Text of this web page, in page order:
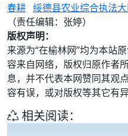
春耕 绥德县农业综合执法
（责任编辑：张婷）
版权声明：
来源为“在榆林网”均为本站
容来自网络，版权归原作者
息，并不代表本网赞同其观
容有误，或对版权等其它有
相关阅读：